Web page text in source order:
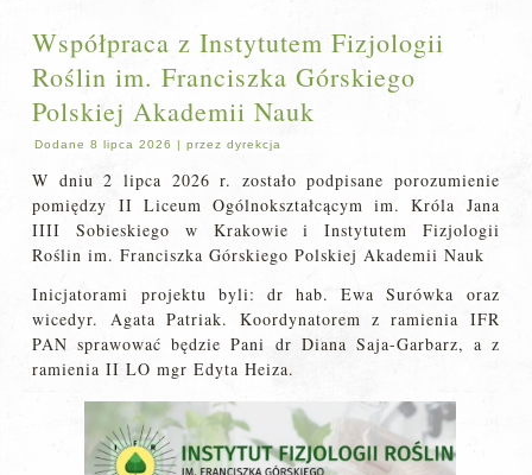
Współpraca z Instytutem Fizjologii
Roślin im. Franciszka Górskiego
Polskiej Akademii Nauk
Dodane 8 lipca 2026 |przez dyrekcja
W dniu 2 lipca 2026 r. zostało podpisane porozumienie
pomiędzy II Liceum Ogólnokształcącym im. Króla Jana
IIII Sobieskiego w Krakowie i Instytutem Fizjologii
Roślin im. Franciszka Górskiego Polskiej Akademii Nauk
Inicjatorami projektu byli: dr hab. Ewa Surówka oraz
wicedyr. Agata Patriak. Koordynatorem z ramienia IFR
PAN sprawować będzie Pani dr Diana Saja-Garbarz, a z
ramienia II LO mgr Edyta Heiza.